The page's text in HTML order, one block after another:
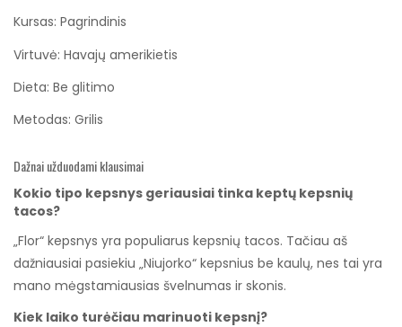
Kursas: Pagrindinis
Virtuvė: Havajų amerikietis
Dieta: Be glitimo
Metodas: Grilis
Dažnai užduodami klausimai
Kokio tipo kepsnys geriausiai tinka keptų kepsnių
tacos?
„Flor“ kepsnys yra populiarus kepsnių tacos. Tačiau aš
dažniausiai pasiekiu „Niujorko“ kepsnius be kaulų, nes tai yra
mano mėgstamiausias švelnumas ir skonis.
Kiek laiko turėčiau marinuoti kepsnį?